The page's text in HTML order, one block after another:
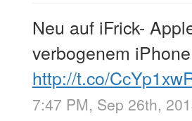
Neu auf iFrick-
verbogenem
http://t.co/
7:47 PM, Sep 26th,